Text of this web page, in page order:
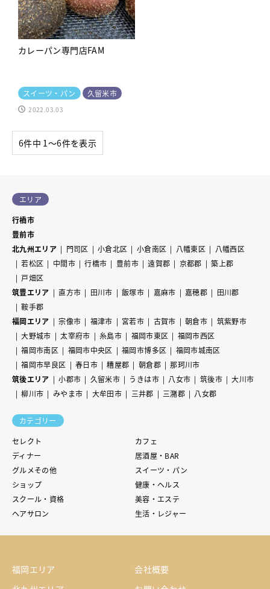
カレーパン専門店FAM
スイーツ・パン 久留米市
2022.03.03
6件中 1〜6件を表示
エリア
行橋市
豊前市
北九州エリア
門司区 小倉北区 小倉南区 八幡東区
八幡西区
若松区
中間市 行橋市 豊前市 遠賀郡 京都郡
築上郡
戸畑区
筑豊エリア
直方市 田川市 飯塚市 嘉麻市 嘉穂郡
田川郡
鞍手郡
福岡エリア
宗像市 福津市 宮若市 古賀市 朝倉市
筑紫野市
大野城市
太宰府市 糸島市 福岡市東区
福岡市西区
福岡市南区
福岡市中央区 福岡市博多区
福岡市城南区
福岡市早良区
春日市 糟屋郡 朝倉郡
那珂川市
筑後エリア
小郡市 久留米市 うきは市 八女市 筑後市
大川市
柳川市
みやま市 大牟田市 三井郡 三潴郡 八女郡
カテゴリー
セレクト
カフェ
ディナー
居酒屋・BAR
グルメその他
スイーツ・パン
ショップ
健康・ヘルス
スクール・資格
美容・エステ
ヘアサロン
生活・レジャー
福岡エリア
会社概要